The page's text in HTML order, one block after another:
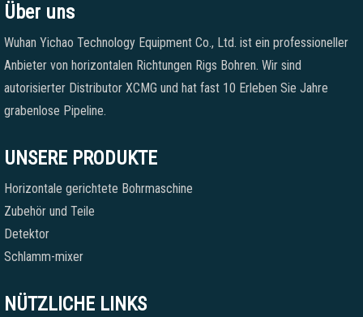
Über uns
Wuhan Yichao Technology Equipment Co., Ltd. ist ein professioneller
Anbieter von horizontalen Richtungen Rigs Bohren. Wir sind
autorisierter Distributor XCMG und hat fast 10 Erleben Sie Jahre
grabenlose Pipeline.
UNSERE PRODUKTE
Horizontale gerichtete Bohrmaschine
Zubehör und Teile
Detektor
Schlamm-mixer
NÜTZLICHE LINKS